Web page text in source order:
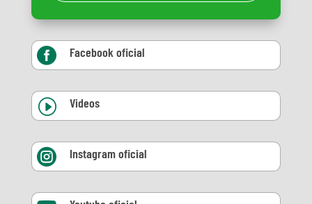
 Facebook oficial
I Videos
 Instagram oficial